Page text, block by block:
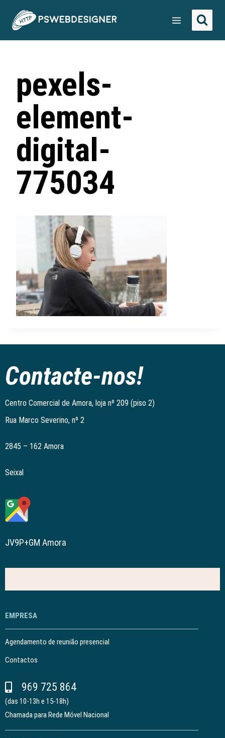
pexels-
element-
digital-
775034
Contacte-nos!
Centro Comercial de Amora, loja nº 209 (piso 2)
Rua Marco Severino, nº 2
2845 – 162 Amora
Seixal
JV9P+GM Amora
EMPRESA
Agendamento de reunião presencial
Contactos
969 725 864
(das 10-13h e 15-18h)
Chamada para Rede Móvel Nacional